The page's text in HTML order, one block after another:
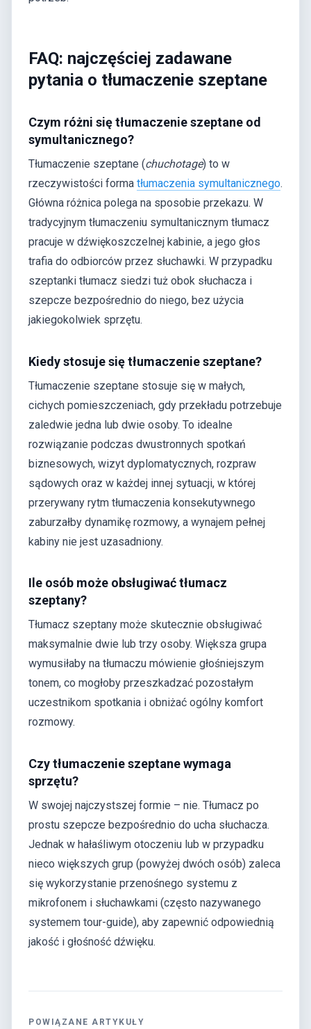
FAQ: najczęściej zadawane
pytania o tłumaczenie szeptane
Czym różni się tłumaczenie szeptane od
symultanicznego?
Tłumaczenie szeptane (chuchotage) to w
rzeczywistości forma tłumaczenia symultanicznego.
Główna różnica polega na sposobie przekazu. W
tradycyjnym tłumaczeniu symultanicznym tłumacz
pracuje w dźwiękoszczelnej kabinie, a jego głos
trafia do odbiorców przez słuchawki. W przypadku
szeptanki tłumacz siedzi tuż obok słuchacza i
szepcze bezpośrednio do niego, bez użycia
jakiegokolwiek sprzętu.
Kiedy stosuje się tłumaczenie szeptane?
Tłumaczenie szeptane stosuje się w małych,
cichych pomieszczeniach, gdy przekładu potrzebuje
zaledwie jedna lub dwie osoby. To idealne
rozwiązanie podczas dwustronnych spotkań
biznesowych, wizyt dyplomatycznych, rozpraw
sądowych oraz w każdej innej sytuacji, w której
przerywany rytm tłumaczenia konsekutywnego
zaburzałby dynamikę rozmowy, a wynajem pełnej
kabiny nie jest uzasadniony.
Ile osób może obsługiwać tłumacz
szeptany?
Tłumacz szeptany może skutecznie obsługiwać
maksymalnie dwie lub trzy osoby. Większa grupa
wymusiłaby na tłumaczu mówienie głośniejszym
tonem, co mogłoby przeszkadzać pozostałym
uczestnikom spotkania i obniżać ogólny komfort
rozmowy.
Czy tłumaczenie szeptane wymaga
sprzętu?
W swojej najczystszej formie – nie. Tłumacz po
prostu szepcze bezpośrednio do ucha słuchacza.
Jednak w hałaśliwym otoczeniu lub w przypadku
nieco większych grup (powyżej dwóch osób) zaleca
się wykorzystanie przenośnego systemu z
mikrofonem i słuchawkami (często nazywanego
systemem tour-guide), aby zapewnić odpowiednią
jakość i głośność dźwięku.
POWIĄZANE ARTYKUŁY